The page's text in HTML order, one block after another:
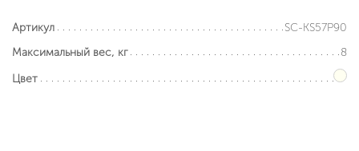
Артикул
SC-KS57P90
Максимальный вес, кг
8
Цвет